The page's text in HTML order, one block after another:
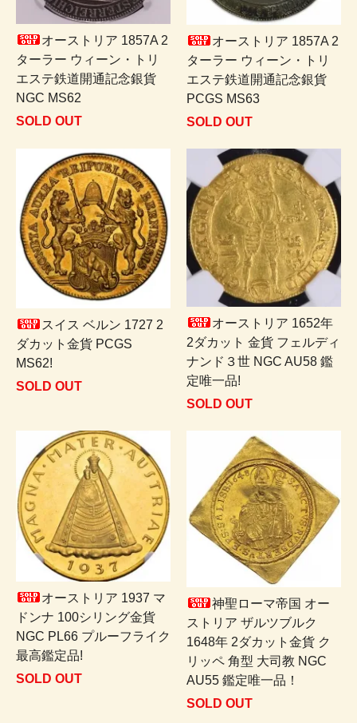
オーストリア 1857A 2
ターラー ウィーン・トリ
エステ鉄道開通記念銀貨
NGC MS62
SOLD OUT
オーストリア 1857A 2
ターラー ウィーン・トリ
エステ鉄道開通記念銀貨
PCGS MS63
SOLD OUT
スイス ベルン 1727 2
ダカット金貨 PCGS
MS62!
SOLD OUT
オーストリア 1652年
2ダカット 金貨 フェルディ
ナンド３世 NGC AU58 鑑
定唯一品!
SOLD OUT
オーストリア 1937 マ
ドンナ 100シリング金貨
NGC PL66 プルーフライク
最高鑑定品!
SOLD OUT
神聖ローマ帝国 オー
ストリア ザルツブルク
1648年 2ダカット金貨 ク
リッペ 角型 大司教 NGC
AU55 鑑定唯一品！
SOLD OUT